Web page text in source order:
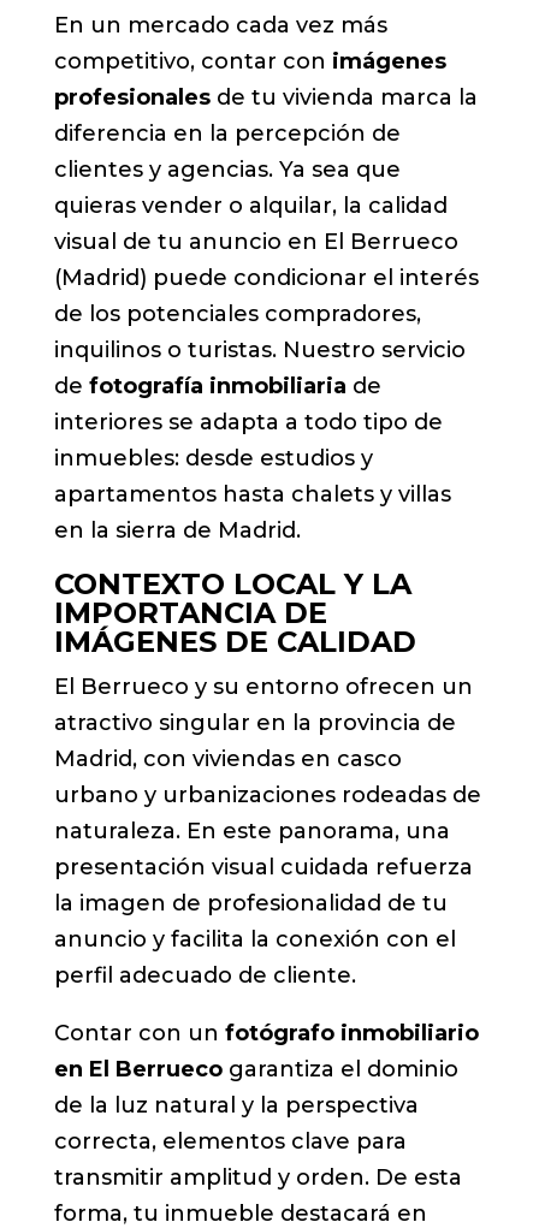
En un mercado cada vez más
competitivo, contar con imágenes
profesionalesde tu vivienda marca la
diferencia en la percepción de
clientes y agencias. Ya sea que
quieras vender o alquilar, la calidad
visual de tu anuncio en El Berrueco
(Madrid) puede condicionar el interés
de los potenciales compradores,
inquilinos o turistas. Nuestro servicio
de fotografía inmobiliaria de
interiores se adapta a todo tipo de
inmuebles: desde estudios y
apartamentos hasta chalets y villas
en la sierra de Madrid.
CONTEXTO LOCAL Y LA
IMPORTANCIA DE
IMÁGENES DE CALIDAD
El Berrueco y su entorno ofrecen un
atractivo singular en la provincia de
Madrid, con viviendas en casco
urbano y urbanizaciones rodeadas de
naturaleza. En este panorama, una
presentación visual cuidada refuerza
la imagen de profesionalidad de tu
anuncio y facilita la conexión con el
perfil adecuado de cliente.
Contar con un fotógrafo inmobiliario
en El Berruecogarantiza el dominio
de la luz natural y la perspectiva
correcta, elementos clave para
transmitir amplitud y orden. De esta
forma, tu inmueble destacará en